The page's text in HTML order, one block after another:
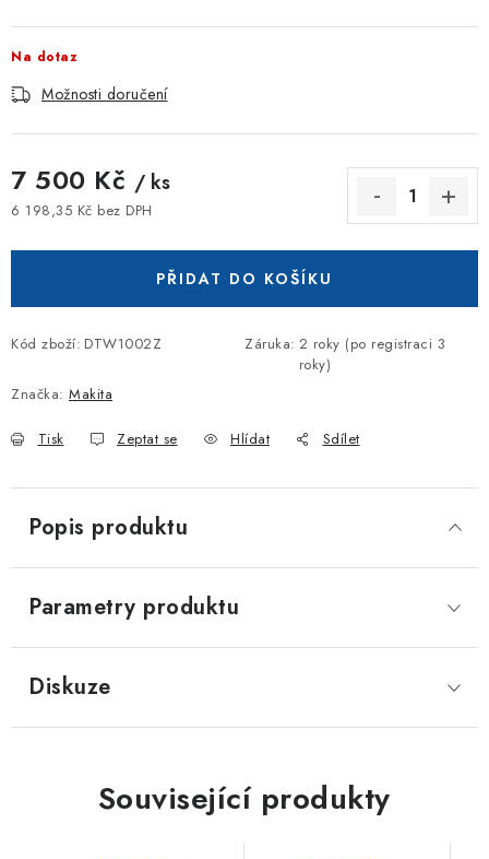
Na dotaz
Možnosti doručení
7 500 Kč / ks
6 198,35 Kč bez DPH
PŘIDAT DO KOŠÍKU
Kód zboží: DTW1002Z Záruka: 2 roky (po registraci 3
roky)
Značka: Makita
Tisk Zeptat se Hlídat Sdílet
Popis produktu
Parametry produktu
Diskuze
Související produkty